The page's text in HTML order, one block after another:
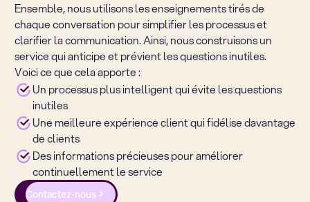
Ensemble, nous utilisons les enseignements tirés de
chaque conversation pour simplifier les processus et
clarifier la communication. Ainsi, nous construisons un
service qui anticipe et prévient les questions inutiles.
Voici ce que cela apporte :
Un processus plus intelligent qui évite les questions
inutiles
Une meilleure expérience client qui fidélise davantage
de clients
Des informations précieuses pour améliorer
continuellement le service
Contactez-nous